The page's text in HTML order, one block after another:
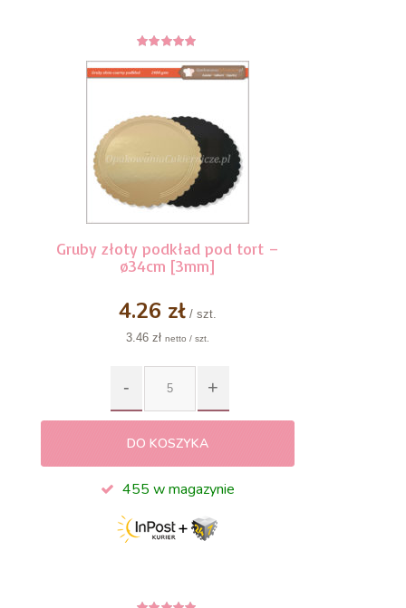
5z 5
Gruby złoty podkład pod tort –
ø34cm [3mm]
4.26 zł/ szt.
3.46 zł netto / szt.
DO KOSZYKA
455 w magazynie